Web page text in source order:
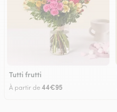
Tutti frutti
À partir de44€95